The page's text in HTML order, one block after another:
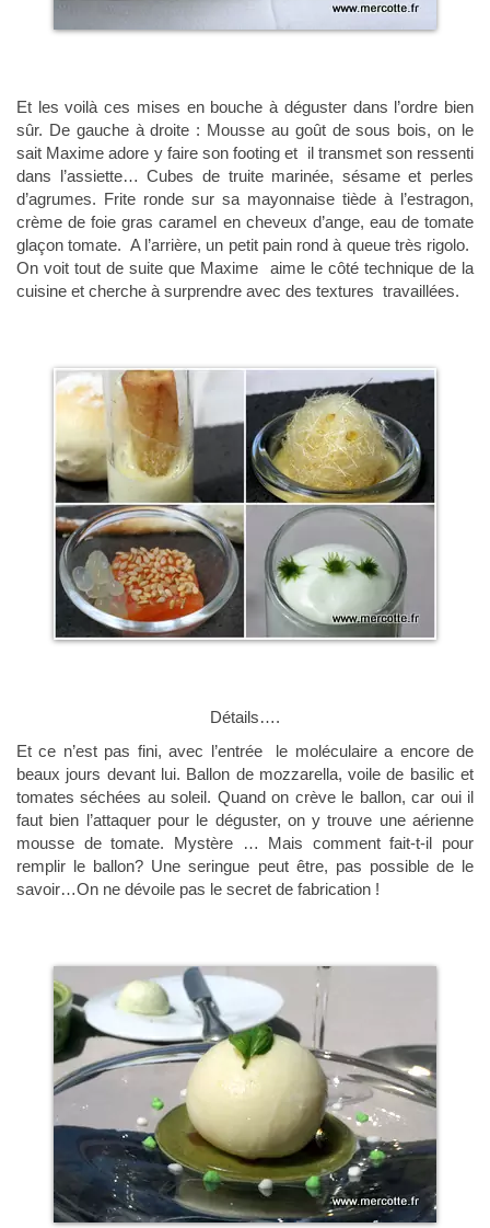
Et les voilà ces mises en bouche à déguster dans l’ordre bien
sûr. De gauche à droite : Mousse au goût de sous bois, on le
sait Maxime adore y faire son footing et il transmet son ressenti
dans l’assiette… Cubes de truite marinée, sésame et perles
d’agrumes. Frite ronde sur sa mayonnaise tiède à l’estragon,
crème de foie gras caramel en cheveux d’ange, eau de tomate
glaçon tomate. A l’arrière, un petit pain rond à queue très rigolo.
On voit tout de suite que Maxime aime le côté technique de la
cuisine et cherche à surprendre avec des textures travaillées.
Détails….
Et ce n’est pas fini, avec l’entrée le moléculaire a encore de
beaux jours devant lui. Ballon de mozzarella, voile de basilic et
tomates séchées au soleil. Quand on crève le ballon, car oui il
faut bien l’attaquer pour le déguster, on y trouve une aérienne
mousse de tomate. Mystère … Mais comment fait-t-il pour
remplir le ballon? Une seringue peut être, pas possible de le
savoir…On ne dévoile pas le secret de fabrication !